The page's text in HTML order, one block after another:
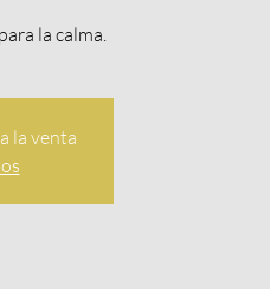
la calma.
la venta